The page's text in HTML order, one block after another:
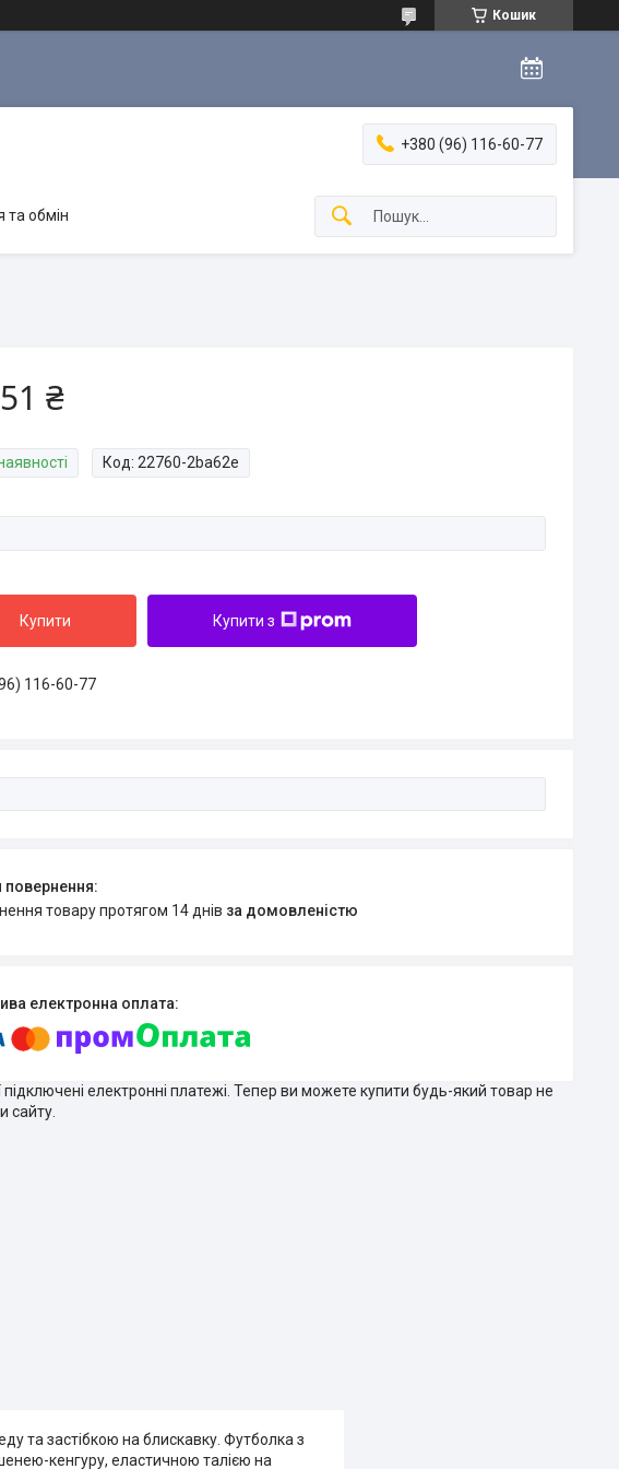
Кошик
+380 (96) 116-60-77
та обмін
₴
Код: 22760-2ba62e
Купити Купити з
116-60-77
товару протягом 14 днів за домовленістю
підключені електронні платежі. Тепер ви можете купити будь-який товар не
сайту.
та застібкою на блискавку. Футболка з
кенгуру, еластичною талією на